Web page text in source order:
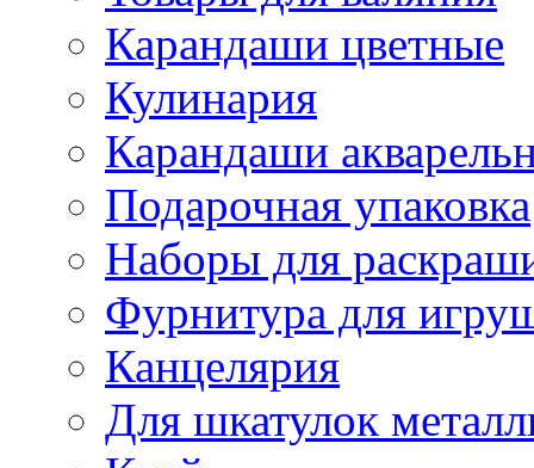
Карандаши цветные
Кулинария
Карандаши
Подарочная упаковка
Наборы для
Фурнитура для
Канцелярия
Для шкатулок